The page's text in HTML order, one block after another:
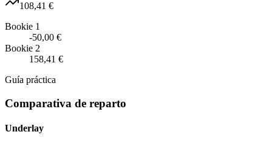
108,41 €
Bookie 1
-50,00 €
Bookie 2
158,41 €
Guía práctica
Comparativa de reparto
Underlay